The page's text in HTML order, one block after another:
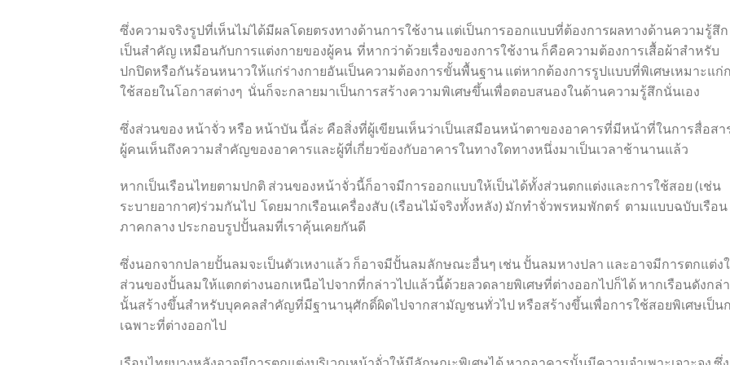
ซึ่งความจริงรูปที่เห็นไม่ได้มีผลโดยตรงทางด้านการใช้งาน แต่เป็นการออกแบบที่ต้องการผลทางด้านความรู้สึก
เป็นสำคัญ เหมือนกับการแต่งกายของผู้คน ที่หากว่าด้วยเรื่องของการใช้งาน ก็คือความต้องการเสื้อผ้าสำหรับ
ปกปิดหรือกันร้อนหนาวให้แก่ร่างกายอันเป็นความต้องการขั้นพื้นฐาน แต่หากต้องการรูปแบบที่พิเศษเหมาะแก่
ใช้สอยในโอกาสต่างๆ นั่นก็จะกลายมาเป็นการสร้างความพิเศษขึ้นเพื่อตอบสนองในด้านความรู้สึกนั่นเอง
ซึ่งส่วนของ หน้าจั่ว หรือ หน้าบัน นี้ล่ะ คือสิ่งที่ผู้เขียนเห็นว่าเป็นเสมือนหน้าตาของอาคารที่มีหน้าที่ในการสื่อสา
ผู้คนเห็นถึงความสำคัญของอาคารและผู้ที่เกี่ยวข้องกับอาคารในทางใดทางหนึ่งมาเป็นเวลาช้านานแล้ว
หากเป็นเรือนไทยตามปกติ ส่วนของหน้าจั่วนี้ก็อาจมีการออกแบบให้เป็นได้ทั้งส่วนตกแต่งและการใช้สอย (เช่น
ระบายอากาศ)ร่วมกันไป โดยมากเรือนเครื่องสับ (เรือนไม้จริงทั้งหลัง) มักทำจั่วพรหมพักตร์ ตามแบบฉบับเรือน
ภาคกลาง ประกอบรูปปั้นลมที่เราคุ้นเคยกันดี
ซึ่งนอกจากปลายปั้นลมจะเป็นตัวเหงาแล้ว ก็อาจมีปั้นลมลักษณะอื่นๆ เช่น ปั้นลมหางปลา และอาจมีการตกแต่ง
ส่วนของปั้นลมให้แตกต่างนอกเหนือไปจากที่กล่าวไปแล้วนี้ด้วยลวดลายพิเศษที่ต่างออกไปก็ได้ หากเรือนดังกล่
นั้นสร้างขึ้นสำหรับบุคคลสำคัญที่มีฐานานุศักดิ์ผิดไปจากสามัญชนทั่วไป หรือสร้างขึ้นเพื่อการใช้สอยพิเศษเป็น
เฉพาะที่ต่างออกไป